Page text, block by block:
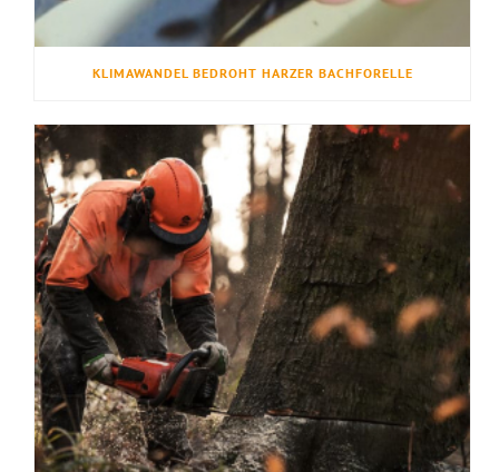
KLIMAWANDEL BEDROHT HARZER BACHFORELLE